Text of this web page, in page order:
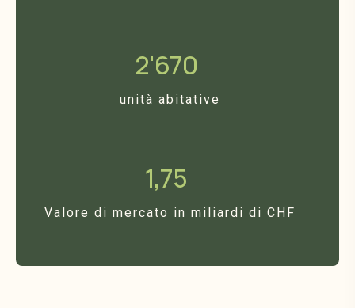
2'670
unità abitative
1,75
Valore di mercato in miliardi di CHF